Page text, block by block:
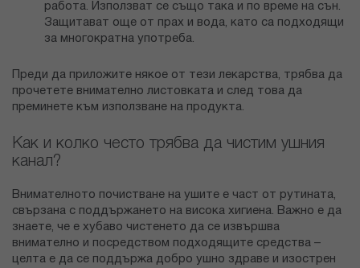
работа. Използват се също така и по време на сън.
Защитават още от прах и вода, като са подходящи
за многократна употреба.
Преди да приложите някое от тези лекарства, трябва да
прочетете внимателно листовката и след това да
преминете към използване на продукта.
Как и колко често трябва да чистим ушния
канал?
Внимателното почистване на ушите е част от рутината,
свързана с поддържането на висока хигиена. Важно е да
знаете, че е хубаво чистенето да се извършва
внимателно и посредством подходящите средства –
целта е да се поддържа добро ушно здраве и изострен